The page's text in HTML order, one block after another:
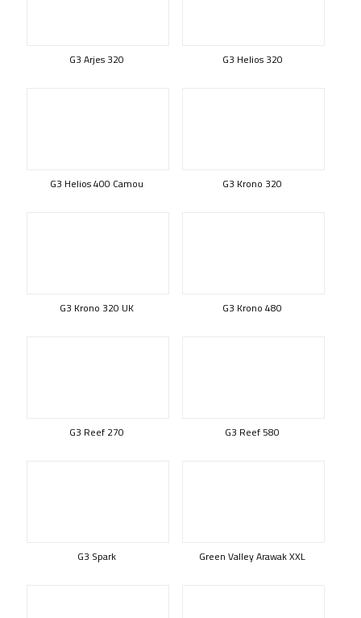
G3 Arjes 320 G3 Helios 320
G3 Helios 400 Camou G3 Krono 320
G3 Krono 320 UK G3 Krono 480
G3 Reef 270 G3 Reef 580
G3 Spark Green Valley Arawak XXL